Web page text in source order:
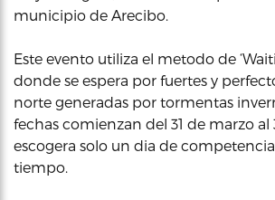
municipio de Arecibo.
Este evento utiliza el metodo de
donde se espera por fuertes y
norte generadas por tormentas
fechas comienzan del 31 de marzo al
escogera solo un dia de
tiempo.